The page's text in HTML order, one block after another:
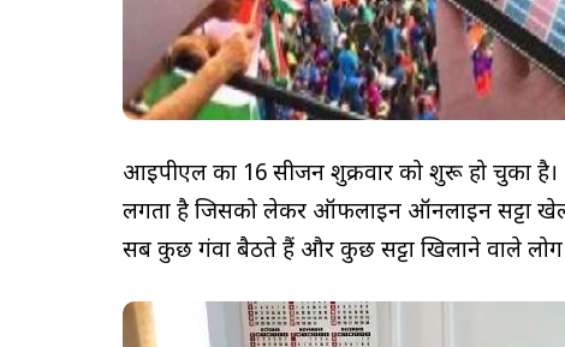
आईपीएल का 16 सीजन शुक्रवार को शुरू हो चुका है।
लगता है जिसको लेकर ऑफलाइन ऑनलाइन सट्टा
सब कुछ गंवा बैठते हैं और कुछ सट्टा खिलाने वाले